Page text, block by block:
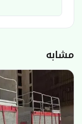
مشابه